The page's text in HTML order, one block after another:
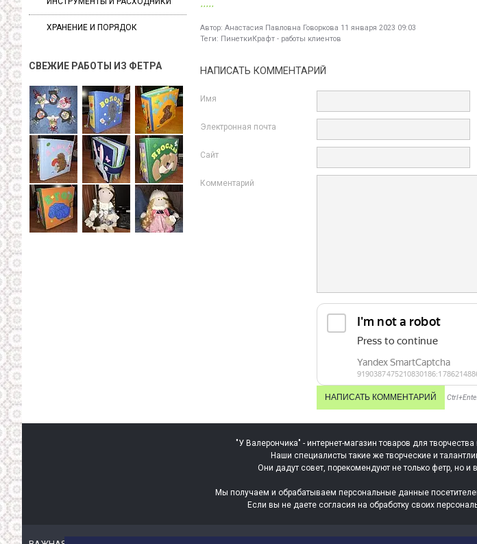
ХРАНЕНИЕ И ПОРЯДОК
СВЕЖИЕ РАБОТЫ ИЗ ФЕТРА
Автор: Анастасия Павловна Говоркова 11 января 2023 09:03
Теги: ПинеткиКрафт - работы клиентов
НАПИСАТЬ КОММЕНТАРИЙ
Имя
Электронная почта
Сайт
Комментарий
"У Валерончика" - интернет-магазин товаров для
Наши специалисты такие же творческие и
Они дадут совет, порекомендуют не только фетр, но
Мы получаем и обрабатываем персональные данные
Если вы не даете согласия на обработку своих